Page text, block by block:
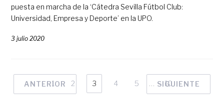
puesta en marcha de la ‘Cátedra Sevilla Fútbol Club:
Universidad, Empresa y Deporte’ en la UPO.
3 julio 2020
ANTERIOR
1 2 3 4 5 10
SIGUIENTE